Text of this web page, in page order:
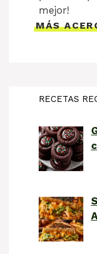
mejor!
MÁS
RECETAS